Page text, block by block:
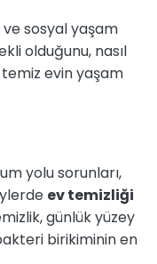
sosyal yaşam
olduğunu, nasıl
temiz evin yaşam
yolu sorunları,
ev temizliği
günlük yüzey
birikiminin en